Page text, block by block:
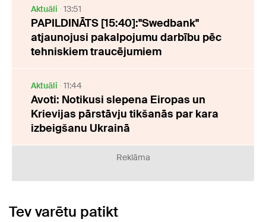
Aktuāli 13:51
PAPILDINĀTS [15:40]:"Swedbank"
atjaunojusi pakalpojumu darbību pēc
tehniskiem traucējumiem
Aktuāli 11:44
Avoti: Notikusi slepena Eiropas un
Krievijas pārstāvju tikšanās par kara
izbeigšanu Ukrainā
Reklāma
Tev varētu patikt